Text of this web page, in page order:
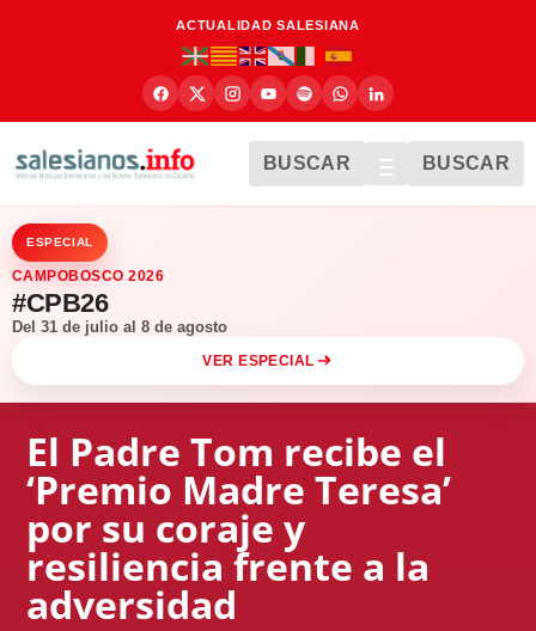
ACTUALIDAD SALESIANA
BUSCAR BUSCAR
ESPECIAL
CAMPOBOSCO 2026
#CPB26
Del 31 de julio al 8 de agosto
VER ESPECIAL
El Padre Tom recibe el
‘Premio Madre Teresa’
por su coraje y
resiliencia frente a la
adversidad